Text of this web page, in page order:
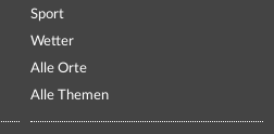
Sport
Wetter
Alle Orte
Alle Themen